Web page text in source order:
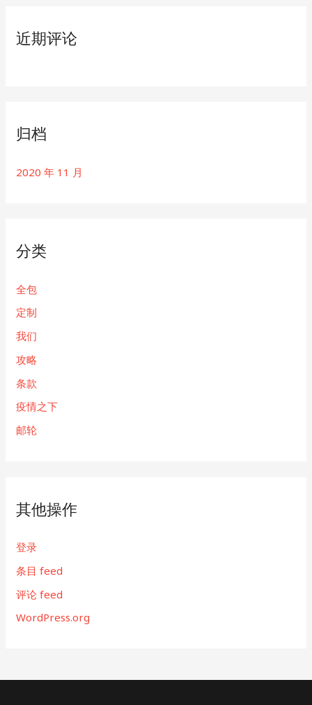
近期评论
归档
2020 年 11 月
分类
全包
定制
我们
攻略
条款
疫情之下
邮轮
其他操作
登录
条目 feed
评论 feed
WordPress.org